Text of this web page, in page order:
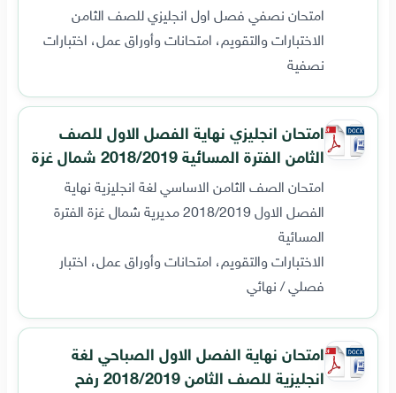
امتحان نصفي فصل اول انجليزي للصف الثامن
الاختبارات والتقويم، امتحانات وأوراق عمل، اختبارات
نصفية
امتحان انجليزي نهاية الفصل الاول للصف
الثامن الفترة المسائية 2018/2019 شمال غزة
امتحان الصف الثامن الاساسي لغة انجليزية نهاية
الفصل الاول 2018/2019 مديرية شمال غزة الفترة
المسائية
الاختبارات والتقويم، امتحانات وأوراق عمل، اختبار
فصلي / نهائي
امتحان نهاية الفصل الاول الصباحي لغة
انجليزية للصف الثامن 2018/2019 رفح